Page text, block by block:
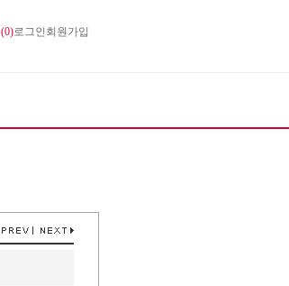
(0)로그인 회원가입